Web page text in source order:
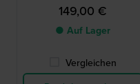
149,00 €
● Auf Lager
Vergleichen